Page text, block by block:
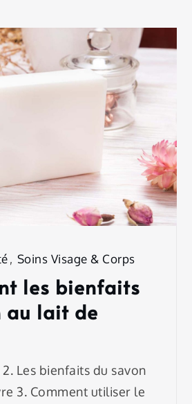
, Soins Visage & Corps
les bienfaits
au lait de
Les bienfaits du savon
3. Comment utiliser le